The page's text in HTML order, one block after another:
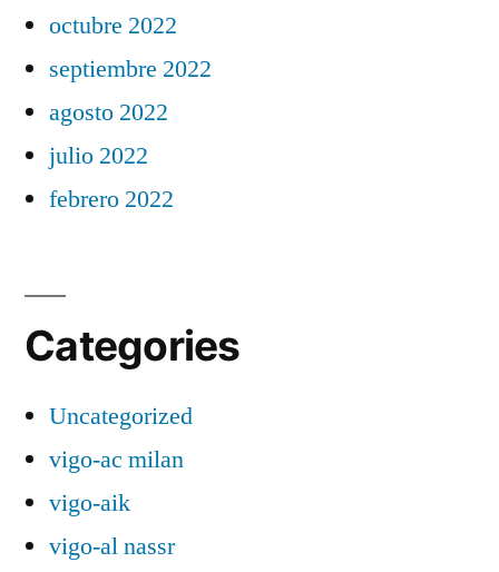
octubre 2022
septiembre 2022
agosto 2022
julio 2022
febrero 2022
Categories
Uncategorized
vigo-ac milan
vigo-aik
vigo-al nassr